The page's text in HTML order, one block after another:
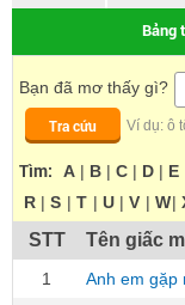
Bảng
Bạn đã mơ thấy gì?
Tra cứu
Ví dụ: ô
Tìm: A | B | C | D | E
R | S | T | U | V | W|
STT Tên giấc
1 Anh em gặp